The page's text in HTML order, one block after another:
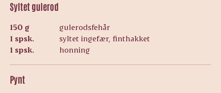
Syltet gulerod
150 g
gulerodsfehår
1 spsk.
syltet ingefær, finthakket
1 spsk.
honning
Pynt